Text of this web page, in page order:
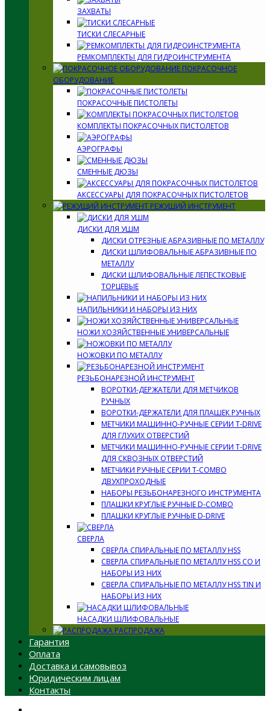
ЗАХВАТЫ
ТИСКИ СЛЕСАРНЫЕ
РЕМКОМПЛЕКТЫ ДЛЯ ГИДРОИНСТРУМЕНТА
ПОКРАСОЧНОЕ
ОБОРУДОВАНИЕ
ПОКРАСОЧНЫЕ ПИСТОЛЕТЫ
КОМПЛЕКТЫ ПОКРАСОЧНЫХ ПИСТОЛЕТОВ
АЭРОГРАФЫ
СМЕННЫЕ ДЮЗЫ
АКСЕССУАРЫ ДЛЯ ПОКРАСОЧНЫХ ПИСТОЛЕТОВ
РЕЖУЩИЙ ИНСТРУМЕНТ
ДИСКИ ДЛЯ УШМ
ДИСКИ ОТРЕЗНЫЕ АБРАЗИВНЫЕ ПО МЕТАЛЛУ
ДИСКИ ШЛИФОВАЛЬНЫЕ АБРАЗИВНЫЕ ПО
МЕТАЛЛУ
ДИСКИ ШЛИФОВАЛЬНЫЕ ЛЕПЕСТКОВЫЕ
ТОРЦЕВЫЕ
НАПИЛЬНИКИ И НАБОРЫ ИЗ НИХ
НОЖИ ХОЗЯЙСТВЕННЫЕ УНИВЕРСАЛЬНЫЕ
НОЖОВКИ ПО МЕТАЛЛУ
РЕЗЬБОНАРЕЗНОЙ ИНСТРУМЕНТ
ВОРОТКИ-ДЕРЖАТЕЛИ ДЛЯ МЕТЧИКОВ
РУЧНЫХ
ВОРОТКИ-ДЕРЖАТЕЛИ ДЛЯ ПЛАШЕК РУЧНЫХ
МЕТЧИКИ МАШИННО-РУЧНЫЕ СЕРИИ T-DRIVE
ДЛЯ ГЛУХИХ ОТВЕРСТИЙ
МЕТЧИКИ МАШИННО-РУЧНЫЕ СЕРИИ T-DRIVE
ДЛЯ СКВОЗНЫХ ОТВЕРСТИЙ
МЕТЧИКИ РУЧНЫЕ СЕРИИ T-COMBO
ДВУХПРОХОДНЫЕ
НАБОРЫ РЕЗЬБОНАРЕЗНОГО ИНСТРУМЕНТА
ПЛАШКИ КРУГЛЫЕ РУЧНЫЕ D-COMBO
ПЛАШКИ КРУГЛЫЕ РУЧНЫЕ D-DRIVE
СВЕРЛА
СВЕРЛА СПИРАЛЬНЫЕ ПО МЕТАЛЛУ HSS
СВЕРЛА СПИРАЛЬНЫЕ ПО МЕТАЛЛУ HSS CO И
НАБОРЫ ИЗ НИХ
СВЕРЛА СПИРАЛЬНЫЕ ПО МЕТАЛЛУ HSS TIN И
НАБОРЫ ИЗ НИХ
НАСАДКИ ШЛИФОВАЛЬНЫЕ
РАСПРОДАЖА
Гарантия
Оплата
Доставка и самовывоз
Юридическим лицам
Контакты